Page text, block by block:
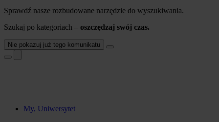
Sprawdź nasze rozbudowane narzędzie do wyszukiwania.
Szukaj po kategoriach – oszczędzaj swój czas.
Nie pokazuj już tego komunikatu
My, Uniwersytet